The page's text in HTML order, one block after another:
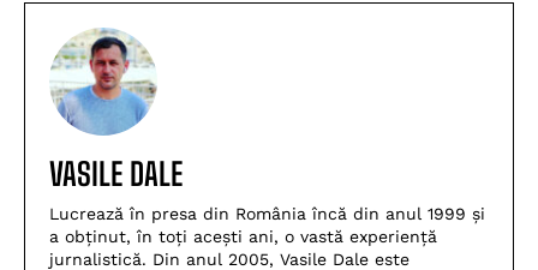
VASILE DALE
Lucrează în presa din România încă din anul 1999 și
a obținut, în toți acești ani, o vastă experiență
jurnalistică. Din anul 2005, Vasile Dale este